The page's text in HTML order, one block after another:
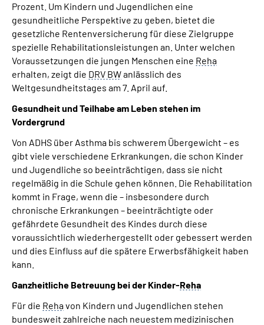
Prozent. Um Kindern und Jugendlichen eine
gesundheitliche Perspektive zu geben, bietet die
gesetzliche Rentenversicherung für diese Zielgruppe
spezielle Rehabilitationsleistungen an. Unter welchen
Voraussetzungen die jungen Menschen eine Reha
erhalten, zeigt die DRV BWanlässlich des
Weltgesundheitstages am 7. April auf.
Gesundheit und Teilhabe am Leben stehen im
Vordergrund
Von ADHS über Asthma bis schwerem Übergewicht – es
gibt viele verschiedene Erkrankungen, die schon Kinder
und Jugendliche so beeinträchtigen, dass sie nicht
regelmäßig in die Schule gehen können. Die Rehabilitation
kommt in Frage, wenn die – insbesondere durch
chronische Erkrankungen – beeinträchtigte oder
gefährdete Gesundheit des Kindes durch diese
voraussichtlich wiederhergestellt oder gebessert werden
und dies Einfluss auf die spätere Erwerbsfähigkeit haben
kann.
Ganzheitliche Betreuung bei der Kinder-Reha
Für die Rehavon Kindern und Jugendlichen stehen
bundesweit zahlreiche nach neuestem medizinischen